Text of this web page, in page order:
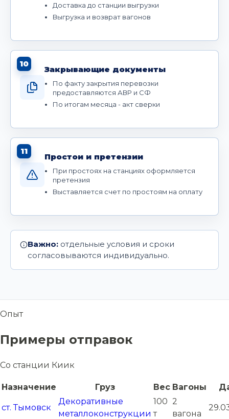
Доставка до станции выгрузки
Выгрузка и возврат вагонов
10
Закрывающие документы
По факту закрытия перевозки
предоставляются АВР и СФ
По итогам месяца - акт сверки
11
Простои и претензии
При простоях на станциях оформляется
претензия
Выставляется счет по простоям на оплату
Важно: отдельные условия и сроки
согласовываются индивидуально.
Опыт
Примеры отправок
Со станции Киик
Назначение Груз Вес Вагоны
ст. Тымовск
Декоративные
металлоконструкции
100
т
2
вагона